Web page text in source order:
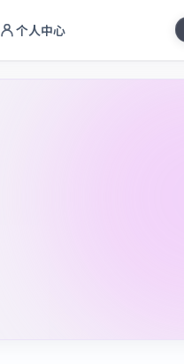
个人中心